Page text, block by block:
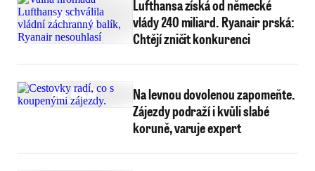
Lufthansa získá od německé
vlády 240 miliard. Ryanair prská:
Chtějí zničit konkurenci
Na levnou dovolenou zapomeňte.
Zájezdy podraží i kvůli slabé
koruně, varuje expert